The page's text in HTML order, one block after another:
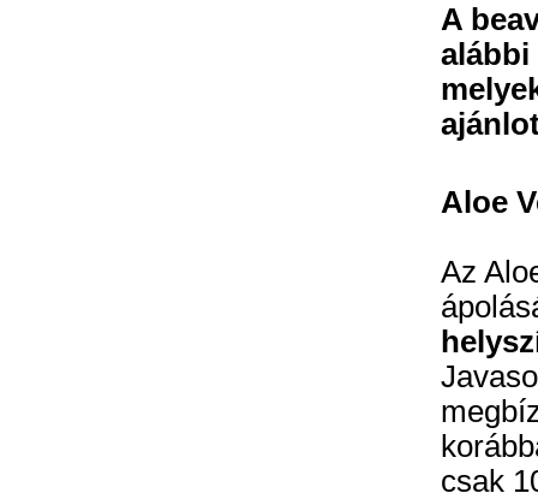
A
alábbi
Aloe
Az
csak